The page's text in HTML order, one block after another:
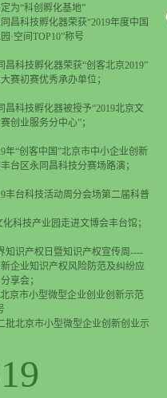
为“科创孵化基地”
昌科技孵化器荣获“2019年度中国
·空间TOP10”称号
昌科技孵化器荣获“创客北京2019”
赛初赛优秀承办单位；
昌科技孵化器被授予“2019北京文
创业服务分中心”；
年“创客中国”北京市中小企业创新
台区永同昌科技分赛场路演；
丰台科技活动周分会场第二届科普
化科技产业园走进文博会丰台馆；
知识产权日暨知识产权宣传周----
新企业知识产权风险防范及纠纷应
享会；
京市小型微型企业创业创新示范
批北京市小型微型企业创新创业示